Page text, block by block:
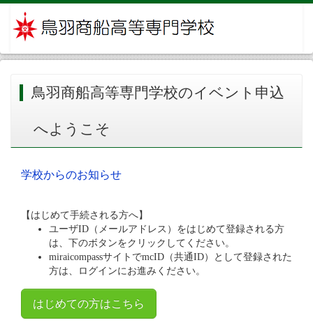
鳥羽商船高等専門学校のイベント申込
へようこそ
学校からのお知らせ
【はじめて手続される方へ】
ユーザID（メールアドレス）をはじめて登録される方
は、下のボタンをクリックしてください。
miraicompassサイトでmcID（共通ID）として登録された
方は、ログインにお進みください。
はじめての方はこちら